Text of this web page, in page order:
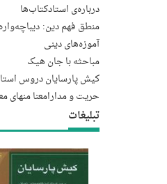
درباره‌‌ی استادکتاب‌ها
منطق فهم دین:
آموزه‌های دینی
مباحثه با جان هیک
کیش پارسایان دروس
حریت و مدارامعنا منهای
تبلیغات